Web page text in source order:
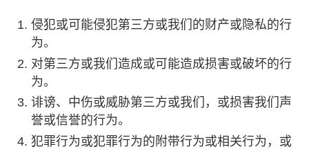
侵犯或可能侵犯第三方或我们的财产或隐私的行
为。
对第三方或我们造成或可能造成损害或破坏的行
为。
诽谤、中伤或威胁第三方或我们，或损害我们声
誉或信誉的行为。
犯罪行为或犯罪行为的附带行为或相关行为，或